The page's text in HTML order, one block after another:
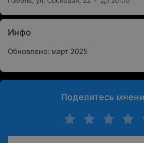
Инфо
Обновлено: март 2025
Поделитесь